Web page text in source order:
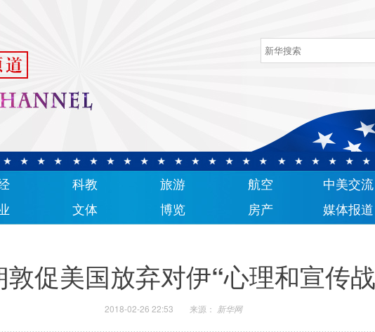
科教 旅游 航空 中美交流
文体 博览 房产 媒体报道
敦促美国放弃对伊“心理和宣传
2018-02-26 22:53 来源： 新华网